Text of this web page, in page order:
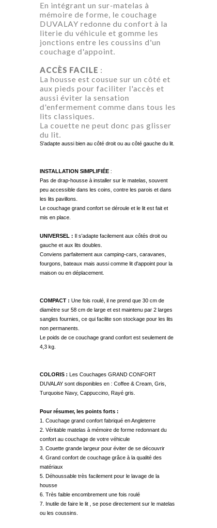
En intégrant un sur-matelas à
mémoire de forme, le couchage
DUVALAY redonne du confort à la
literie du véhicule et gomme les
jonctions entre les coussins d'un
couchage d'appoint.
ACCÈS FACILE :
La housse est cousue sur un côté et
aux pieds pour faciliter l'accès et
aussi éviter la sensation
d'enfermement comme dans tous les
lits classiques.
La couette ne peut donc pas glisser
du lit.
S'adapte aussi bien au côté droit ou au côté gauche du lit.
INSTALLATION SIMPLIFIÉE:
Pas de drap-housse à installer sur le matelas, souvent
peu accessible dans les coins, contre les parois et dans
les lits pavillons.
Le couchage grand confort se déroule et le lit est fait et
mis en place.
UNIVERSEL : Il s'adapte facilement aux côtés droit ou
gauche et aux lits doubles.
Conviens parfaitement aux camping-cars, caravanes,
fourgons, bateaux mais aussi comme lit d'appoint pour la
maison ou en déplacement.
COMPACT : Une fois roulé, il ne prend que 30 cm de
diamètre sur 58 cm de large et est maintenu par 2 larges
sangles fournies, ce qui facilite son stockage pour les lits
non permanents.
Le poids de ce couchage grand confort est seulement de
4,3 kg.
COLORIS :
Les Couchages GRAND CONFORT
DUVALAY sont disponibles en : Coffee & Cream, Gris,
Turquoise Navy, Cappuccino, Rayé gris.
Pour résumer, les points forts :
1. Couchage grand confort fabriqué en Angleterre
2. Véritable matelas à mémoire de forme redonnant du
confort au couchage de votre véhicule
3. Couette grande largeur pour éviter de se découvrir
4. Grand confort de couchage grâce à la qualité des
matériaux
5. Déhoussable très facilement pour le lavage de la
housse
6. Très faible encombrement une fois roulé
7. Inutile de faire le lit , se pose directement sur le matelas
ou les coussins.